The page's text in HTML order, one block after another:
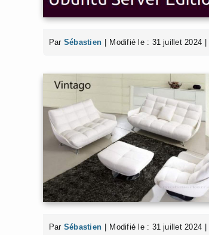
Par Sébastien Modifié le : 31 juillet 2024
Par Sébastien Modifié le : 31 juillet 2024